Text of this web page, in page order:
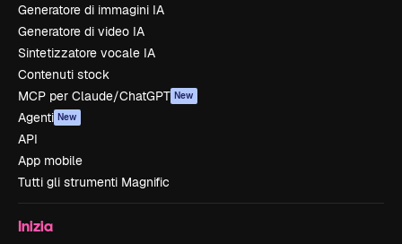
Generatore di immagini IA
Generatore di video IA
Sintetizzatore vocale IA
Contenuti stock
MCP per Claude/ChatGPT New
Agenti New
API
App mobile
Tutti gli strumenti Magnific
Inizia